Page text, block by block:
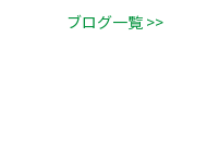
ブログ一覧 >>